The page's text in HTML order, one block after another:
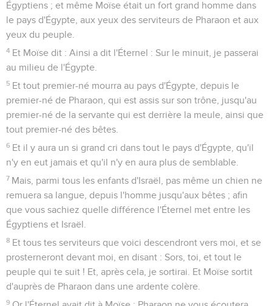
Égyptiens ; et même Moïse était un fort grand homme dans
le pays d'Égypte, aux yeux des serviteurs de Pharaon et aux
yeux du peuple.
4 Et Moïse dit : Ainsi a dit l'Éternel : Sur le minuit, je passerai
au milieu de l'Égypte.
5 Et tout premier-né mourra au pays d'Égypte, depuis le
premier-né de Pharaon, qui est assis sur son trône, jusqu'au
premier-né de la servante qui est derrière la meule, ainsi que
tout premier-né des bêtes.
6 Et il y aura un si grand cri dans tout le pays d'Égypte, qu'il
n'y en eut jamais et qu'il n'y en aura plus de semblable.
7 Mais, parmi tous les enfants d'Israël, pas même un chien ne
remuera sa langue, depuis l'homme jusqu'aux bêtes ; afin
que vous sachiez quelle différence l'Éternel met entre les
Égyptiens et Israël.
8 Et tous tes serviteurs que voici descendront vers moi, et se
prosterneront devant moi, en disant : Sors, toi, et tout le
peuple qui te suit ! Et, après cela, je sortirai. Et Moïse sortit
d'auprès de Pharaon dans une ardente colère.
9